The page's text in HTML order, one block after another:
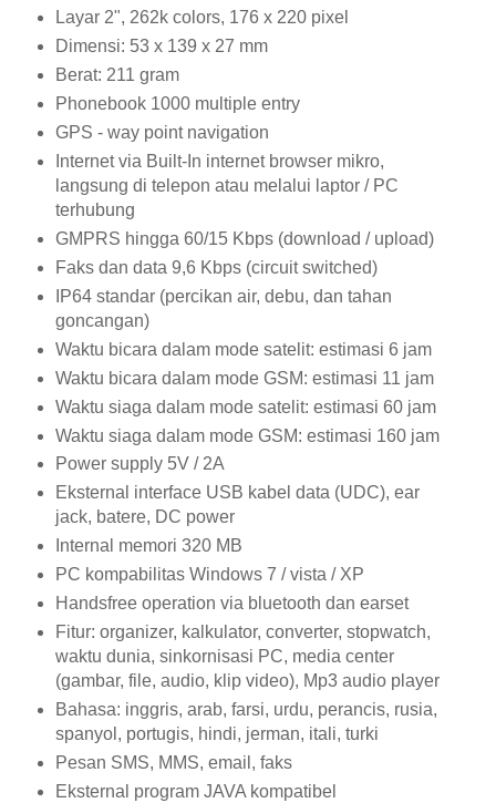
Layar 2", 262k colors, 176 x 220 pixel
Dimensi: 53 x 139 x 27 mm
Berat: 211 gram
Phonebook 1000 multiple entry
GPS - way point navigation
Internet via Built-In internet browser mikro,
langsung di telepon atau melalui laptor / PC
terhubung
GMPRS hingga 60/15 Kbps (download / upload)
Faks dan data 9,6 Kbps (circuit switched)
IP64 standar (percikan air, debu, dan tahan
goncangan)
Waktu bicara dalam mode satelit: estimasi 6 jam
Waktu bicara dalam mode GSM: estimasi 11 jam
Waktu siaga dalam mode satelit: estimasi 60 jam
Waktu siaga dalam mode GSM: estimasi 160 jam
Power supply 5V / 2A
Eksternal interface USB kabel data (UDC), ear
jack, batere, DC power
Internal memori 320 MB
PC kompabilitas Windows 7 / vista / XP
Handsfree operation via bluetooth dan earset
Fitur: organizer, kalkulator, converter, stopwatch,
waktu dunia, sinkornisasi PC, media center
(gambar, file, audio, klip video), Mp3 audio player
Bahasa: inggris, arab, farsi, urdu, perancis, rusia,
spanyol, portugis, hindi, jerman, itali, turki
Pesan SMS, MMS, email, faks
Eksternal program JAVA kompatibel